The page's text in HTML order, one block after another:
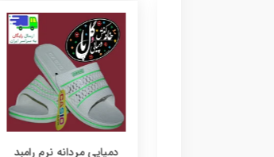
دمپایی مردانه نرم رامبد